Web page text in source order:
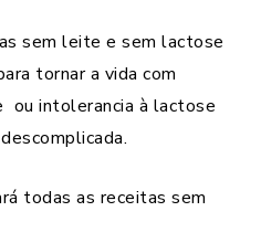
sem leite e sem lactose
tornar a vida com
ou intolerancia à lactose
todas as receitas sem